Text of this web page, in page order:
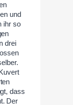
und
ihr so
drei
dass
Der